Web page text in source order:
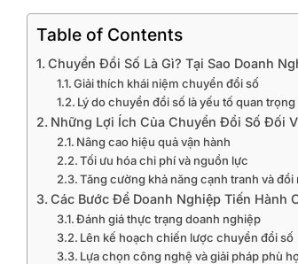
Table of Contents
Chuyển Đổi Số Là Gì? Tại Sao Doanh
Giải thích khái niệm chuyển đổi số
Lý do chuyển đổi số là yếu tố quan
Những Lợi Ích Của Chuyển Đổi Số Đối
Nâng cao hiệu quả vận hành
Tối ưu hóa chi phí và nguồn lực
Tăng cường khả năng cạnh tranh và đổi
Các Bước Để Doanh Nghiệp Tiến Hành
Đánh giá thực trạng doanh nghiệp
Lên kế hoạch chiến lược chuyển đổi số
Lựa chọn công nghệ và giải pháp phù